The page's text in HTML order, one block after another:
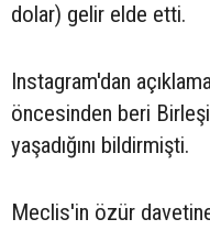
dolar) gelir elde etti.
Instagram'dan
öncesinden beri
yaşadığını bildirmişti.
Meclis'in özür